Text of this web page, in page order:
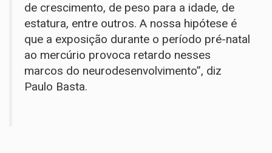
de crescimento, de peso para a idade, de
estatura, entre outros. A nossa hipótese é
que a exposição durante o período pré-natal
ao mercúrio provoca retardo nesses
marcos do neurodesenvolvimento”, diz
Paulo Basta.